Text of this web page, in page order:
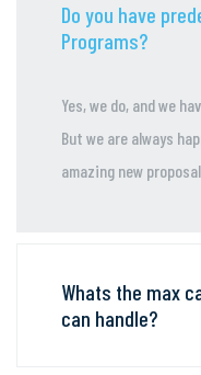
Do you have
Programs?
Yes, we do, and we
But we are always
amazing new
Whats the max
can handle?